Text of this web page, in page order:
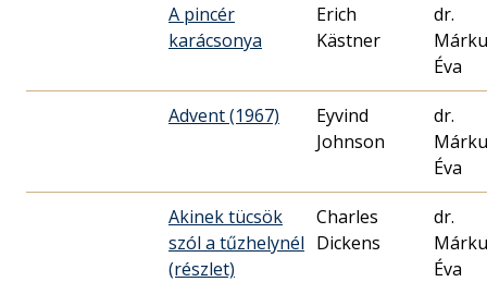
A pincér
karácsonya
Erich
Kästner
dr.
Éva
Advent (1967)
Eyvind
Johnson
dr.
Éva
Akinek tücsök
szól a tűzhelynél
(részlet)
Charles
Dickens
dr.
Éva